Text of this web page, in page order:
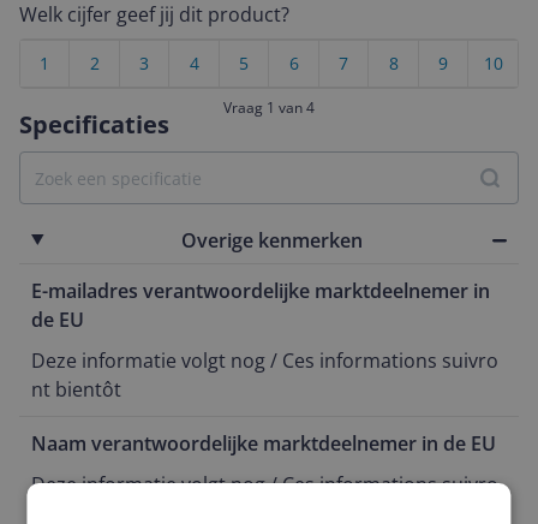
Specificaties
Overige kenmerken
E-mailadres verantwoordelijke marktdeelnemer in
de EU
Deze informatie volgt nog / Ces informations suivro
nt bientôt
Naam verantwoordelijke marktdeelnemer in de EU
Deze informatie volgt nog / Ces informations suivro
Welk cijfer geef jij dit product?
10
9
8
7
6
5
4
3
2
1
Vraag 1 van 4